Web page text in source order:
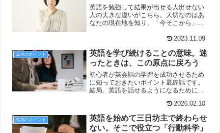
英語を勉強して結果が出せる人出せない
人の大きな違いがこちら。大切なのはあ
なたの現在地を知り、「今そこから」始
2023.11.09
成功のポイント
英語を学び続けることの意味。迷
ったときは、この原点に戻ろう
初心者が英会話の学習を成功させるため
に知っておきたいポイント最終話です。
結局、英語を話せるようになるために大
す。AIや翻訳ツールの時代でも、自力で
英語を学ぶ価値と挫折しない考え方を解
説します。
2026.02.10
成功のポイント
英語を始めて三日坊主で終わらせ
ない。そこで役立つ「行動科学」